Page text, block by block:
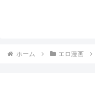
ホーム エロ漫画